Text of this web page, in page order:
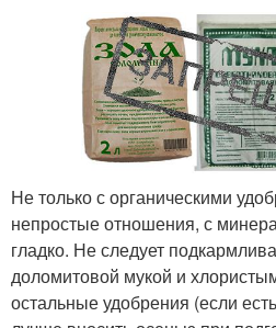
Не только с органическими
непростые отношения, с
гладко. Не следует
доломитовой мукой и
остальные удобрения (если